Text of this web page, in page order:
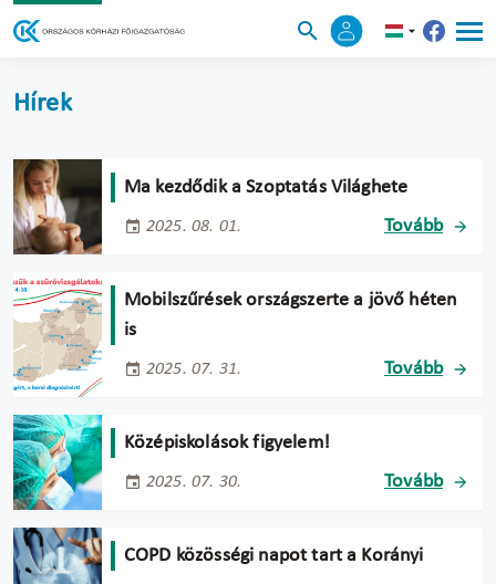
Hírek
Ma kezdődik a Szoptatás Világhete
2025. 08. 01. Tovább
Mobilszűrések országszerte a jövő héten
is
2025. 07. 31. Tovább
Középiskolások figyelem!
2025. 07. 30. Tovább
COPD közösségi napot tart a Korányi